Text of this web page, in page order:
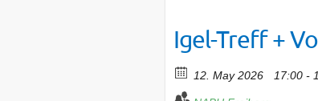
Igel-Treff +
12. May 2026 17:00 -